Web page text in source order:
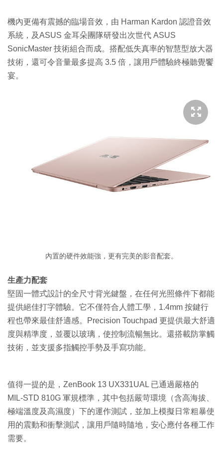
機內更備有震撼的臨場音效，由 Harman Kardon 認證音效
系統，及ASUS 金耳朵團隊研發出次世代 ASUS
SonicMaster 技術組合而成。搭配低失真率的智慧型放大器
技術，還可令音量最多提高 3.5 倍，讓用戶體驗終極聽覺饗
宴。
內置的硬件效能強，更有完美的影音配套。
生產力配套
堅固一體式設計的全尺寸背光鍵盤，在任何光照條件下都能
提供絕佳打字體驗。它不僅符合人體工學，1.4mm 按鍵行
程也帶來最佳舒適感。Precision Touchpad 更提供最大舒適
度與精準度，並覆以玻璃，使控制流暢無比。還搭載防掌觸
技術，並支援多指觸控手勢及手寫功能。
值得一提的是，ZenBook 13 UX331UAL 已通過嚴格的
MIL-STD 810G 軍規標準，其中包括嚴苛環境（含高海拔、
極端溫度及高濕度）下的運作測試，並加上模擬日常粗暴使
用的震動和衝擊測試，讓用戶隨時隨地，安心應付各種工作
需要。